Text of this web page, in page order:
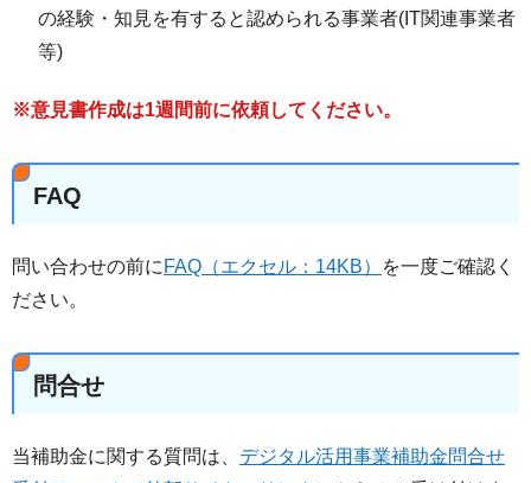
の経験・知見を有すると認められる事業者(IT関連事業者
等)
※意見書作成は1週間前に依頼してください。
FAQ
問い合わせの前に FAQ（エクセル：14KB）
を一度ご確認く
ださい。
問合せ
当補助金に関する質問は、 デジタル活用事業補助金問合せ